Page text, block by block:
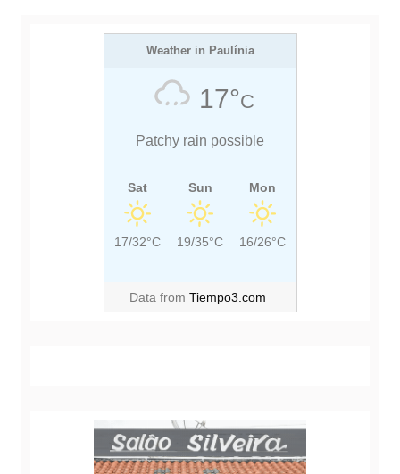
Weather in Paulínia
17°C
Patchy rain possible
Sat
17/32°C
Sun
19/35°C
Mon
16/26°C
Data from Tiempo3.com